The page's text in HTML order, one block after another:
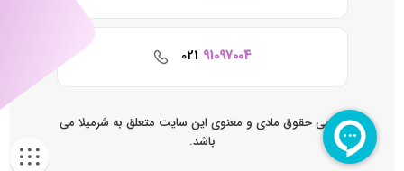
021 91097004
تمامی حقوق مادی و معنوی این سایت متعلق به شرمیلا می
باشد.